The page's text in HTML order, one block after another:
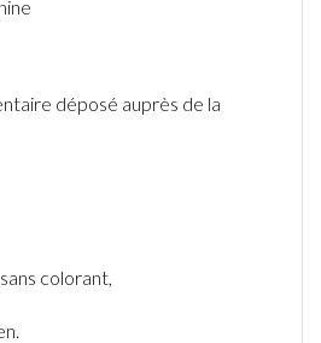
déposé auprès de la
colorant,